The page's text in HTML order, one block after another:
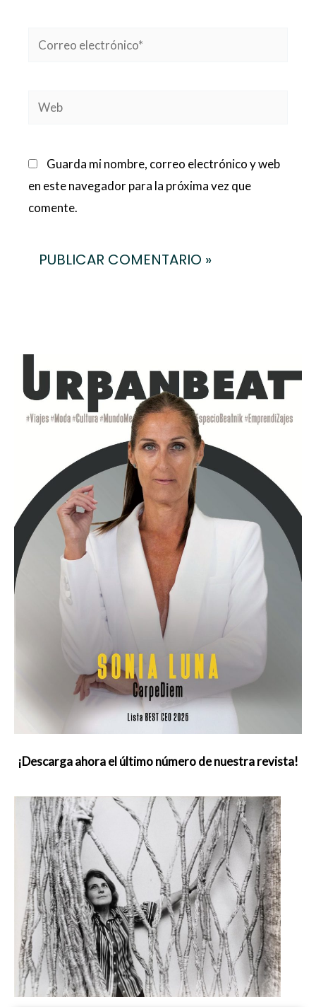
Correo
Web
Guarda mi nombre, correo electrónico y web
en este navegador para la próxima vez que
comente.
¡Descarga ahora el último número de nuestra revista!